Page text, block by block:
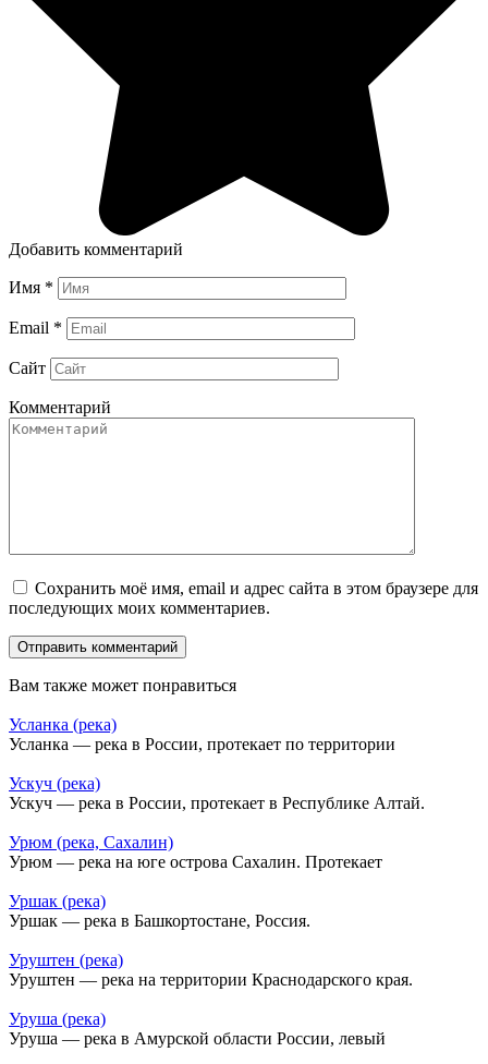
Добавить комментарий
Имя *
Email *
Сайт
Комментарий
Сохранить моё имя, email и адрес сайта в этом браузере для
последующих моих комментариев.
Вам также может понравиться
Усланка (река)
Усланка — река в России, протекает по территории
Ускуч (река)
Ускуч — река в России, протекает в Республике Алтай.
Урюм (река, Сахалин)
Урюм — река на юге острова Сахалин. Протекает
Уршак (река)
Уршак — река в Башкортостане, Россия.
Уруштен (река)
Уруштен — река на территории Краснодарского края.
Уруша (река)
Уруша — река в Амурской области России, левый